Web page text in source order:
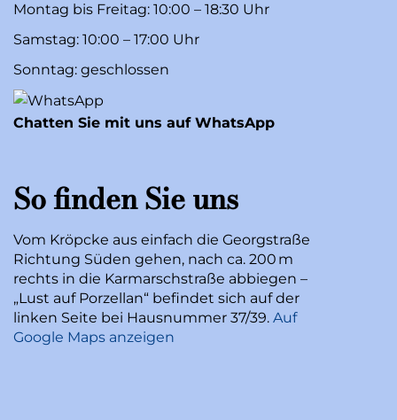
Montag bis Freitag: 10:00 – 18:30 Uhr
Samstag: 10:00 – 17:00 Uhr
Sonntag: geschlossen
Chatten Sie mit uns auf WhatsApp
So finden Sie uns
Vom Kröpcke aus einfach die Georgstraße
Richtung Süden gehen, nach ca. 200 m
rechts in die Karmarschstraße abbiegen –
„Lust auf Porzellan“ befindet sich auf der
linken Seite bei Hausnummer 37/39. Auf
Google Maps anzeigen